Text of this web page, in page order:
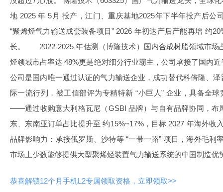
地 2025 年 5月 投产，江门、重庆基地2025年下半年投产后公
“聚烯烃气力输送成套装备项目” 2026 年初达产后产能再增 约
长。 2022-2025 年估测（博隆技术）国内合成树脂领域市场
烃领域市占率达 48%更是绝对细分行业霸主，公司承接了国内
公司是国内唯一通过认证的气力输送企业，成功替代科倍隆、
际一流行列，被工信部评为专精特新 “小巨人” 企业，具
——通过收购意大利格瓦尼（GSBI 品牌）与自有品牌协同，布
东、东南亚订单占比提升至 约15%~17%，目标 2027 年海外收
品牌影响力：承接俄罗斯、沙特等 “一带一路” 项目，海外毛利
市场上少数能够提供大型聚烯烃装置气力输送系统的中国制造优
恭喜解锁12个月手机L2专属领取资格，立即领取>>